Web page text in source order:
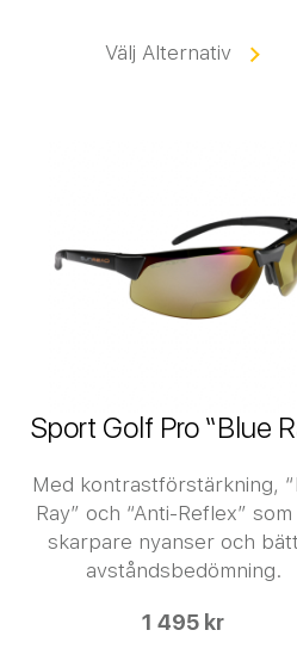
Välj Alternativ
Sport Golf Pro “Blue
Med kontrastförstärkning,
Ray” och “Anti-Reflex”
skarpare nyanser och
avståndsbedömning.
1 495 kr